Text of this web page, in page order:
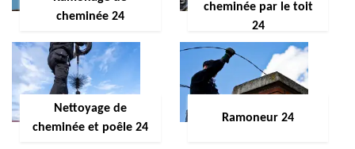
cheminée 24
cheminée par le toit
24
Nettoyage de
cheminée et poêle 24
Ramoneur 24